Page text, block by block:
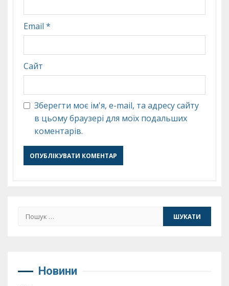
Email *
Сайт
Зберегти моє ім'я, e-mail, та адресу сайту
в цьому браузері для моїх подальших
коментарів.
Пошук:
Новини